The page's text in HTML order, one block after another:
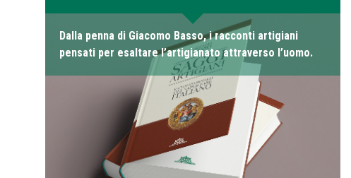
Dalla penna di Giacomo Basso, i racconti artigiani
pensati per esaltare l’artigianato attraverso l’uomo.